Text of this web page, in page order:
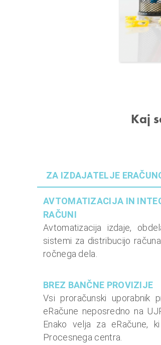
Kaj
ZA IZDAJATELJE
AVTOMATIZACIJA IN
RAČUNI
Avtomatizacija izdaje,
sistemi za distribucijo
ročnega dela.
BREZ BANČNE PROVIZIJE
Vsi proračunski uporabnik
eRačune neposredno na
Enako velja za eRačune,
Procesnega centra.